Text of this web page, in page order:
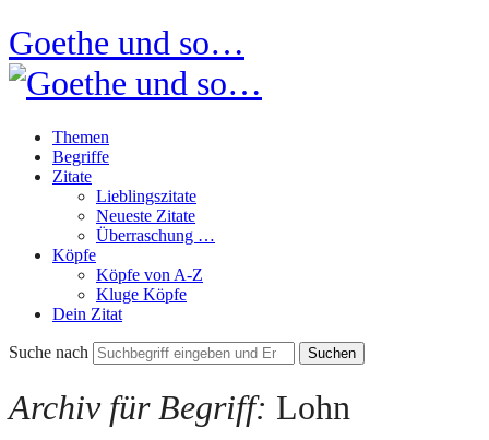
Goethe und so…
Themen
Begriffe
Zitate
Lieblingszitate
Neueste Zitate
Überraschung …
Köpfe
Köpfe von A-Z
Kluge Köpfe
Dein Zitat
Suche nach
Archiv für Begriff: Lohn